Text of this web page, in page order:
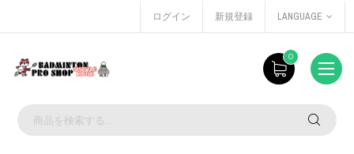
ログイン 新規登録 LANGUAGE
0